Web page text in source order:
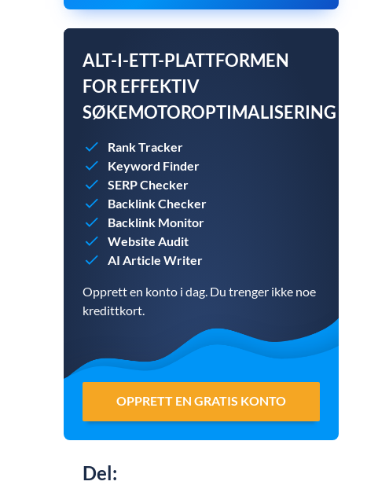
ALT-I-ETT-PLATTFORMEN
FOR EFFEKTIV
SØKEMOTOROPTIMALISERING
Rank Tracker
Keyword Finder
SERP Checker
Backlink Checker
Backlink Monitor
Website Audit
AI Article Writer
Opprett en konto i dag. Du trenger ikke noe
kredittkort.
OPPRETT EN GRATIS KONTO
Del: